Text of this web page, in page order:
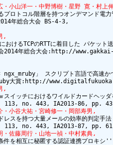
・小山洋一・中野博樹・星野 寛・村上
プロトコル階層を持つオンデマンド電
年総合大会 BS-4-3,
,
おけるTCPのRTTに着目した パケッ
会2014年総合大会:http://
」 スクリプト言語で高速か
,
スイッチにおけるワイルドカードヘ
・小谷大祐・宮崎修一・岡部寿男,
レスを持つ大量メールの効率的判定手
・佐藤周行・山地一禎・中村素典,
件を相互に秘匿する認証連携プロキシ